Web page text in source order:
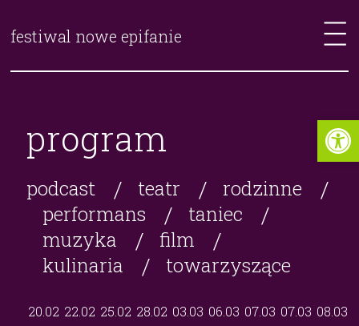
festiwal nowe epifanie
program
podcast / teatr / rodzinne /
performans / taniec /
muzyka / film /
kulinaria / towarzyszące
20.02 22.02 25.02 28.02 03.03 06.03 07.03 07.03 08.03